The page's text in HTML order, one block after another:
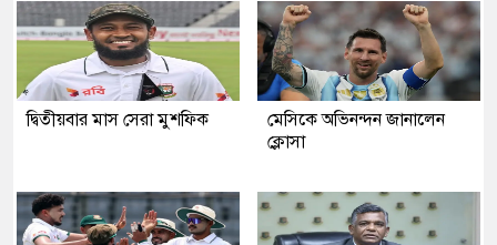
দ্বিতীয়বার মাস সেরা মুশফিক
মেসিকে অভিনন্দন জানালেন
ক্লোসা